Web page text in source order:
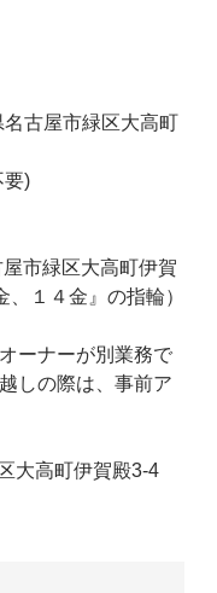
古屋市緑区大高町
要)
市緑区大高町伊賀
１４金』の指輪）
ーナーが別業務で
しの際は、事前ア
大高町伊賀殿3-4